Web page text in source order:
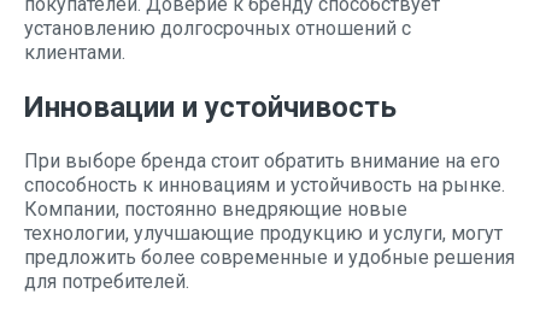
установлению долгосрочных отношений с
клиентами.
Инновации и устойчивость
При выборе бренда стоит обратить внимание на его
способность к инновациям и устойчивость на рынке.
Компании, постоянно внедряющие новые
технологии, улучшающие продукцию и услуги, могут
предложить более современные и удобные решения
для потребителей.